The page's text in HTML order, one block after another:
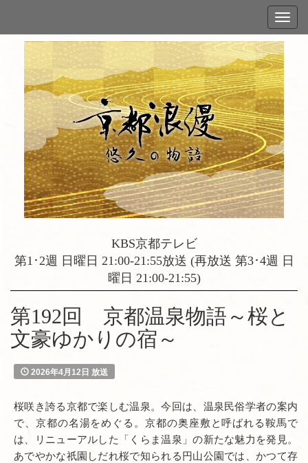
KBS京都テレビ
第1･2週 日曜日 21:00-21:55放送 (再放送 第3･4週 日
曜日 21:00-21:55)
第192回 京都温泉物語～桜と
文豪ゆかりの宿～
2026年4月12日 放送
桜咲き誇る京都で楽しむ温泉。今回は、温泉民俗学者の案内
で、京都の名湯をめぐる。京都の奥座敷と呼ばれる鞍馬で
は、リニューアルした「くらま温泉」の新たな魅力を発見。
あでやかな祇園しだれ桜で知られる円山公園では、かつて存